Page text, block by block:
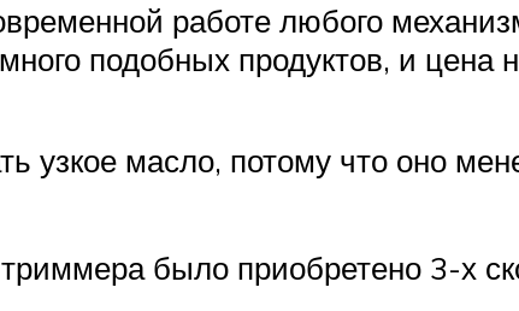
работе любого
подобных продуктов, и цена
узкое масло, потому что оно
было приобретено 3-х